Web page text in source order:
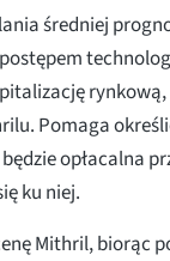
średniej
Pomaga
opłacalna
ku niej.
Mithril, biorąc